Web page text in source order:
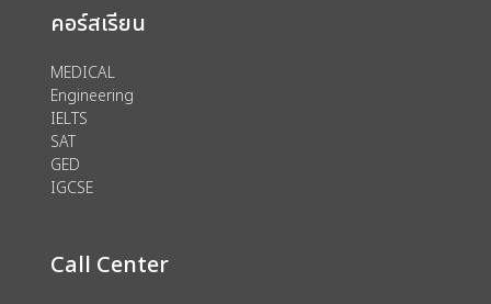
คอร์สเรียน
MEDICAL
Engineering
IELTS
SAT
GED
IGCSE
Call Center